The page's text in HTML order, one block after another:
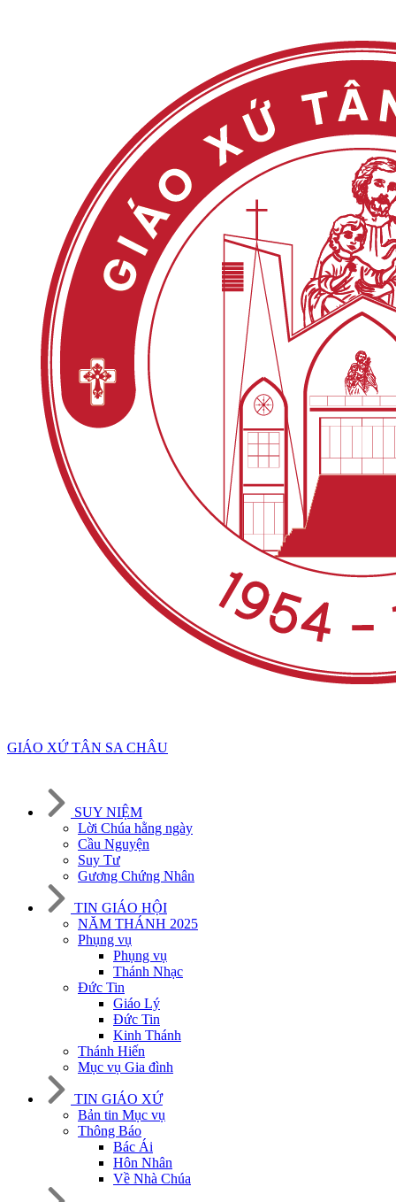
GIÁO XỨ TÂN SA CHÂU
SUY NIỆM
Lời Chúa hằng ngày
Cầu Nguyện
Suy Tư
Gương Chứng Nhân
TIN GIÁO HỘI
NĂM THÁNH 2025
Phụng vụ
Phụng vụ
Thánh Nhạc
Đức Tin
Giáo Lý
Đức Tin
Kinh Thánh
Thánh Hiến
Mục vụ Gia đình
TIN GIÁO XỨ
Bản tin Mục vụ
Thông Báo
Bác Ái
Hôn Nhân
Về Nhà Chúa